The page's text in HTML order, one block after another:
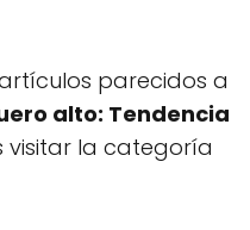
parecidos a
alto: Tendencia
visitar la categoría